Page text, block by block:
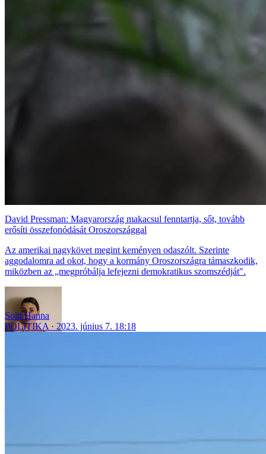
David Pressman: Magyarország makacsul fenntartja, sőt, tovább
erősíti összefonódását Oroszországgal
Az amerikai nagykövet megint keményen odaszólt. Szerinte
aggodalomra ad okot, hogy a kormány Oroszországra támaszkodik,
miközben az „megpróbálja lefejezni demokratikus szomszédját".
Solti Hanna
POLITIKA
2023. június 7. 18:18